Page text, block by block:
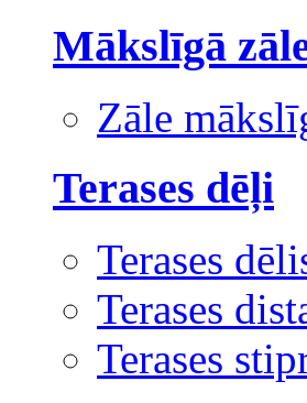
Mākslīgā
Zāle
Terases dēļi
Terases
Terases
Terases